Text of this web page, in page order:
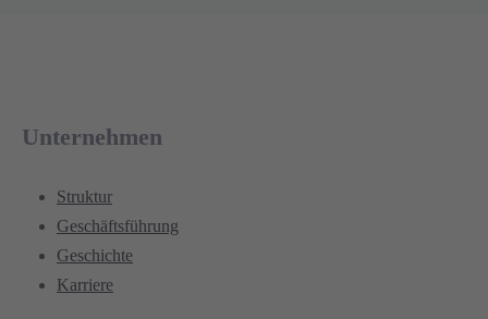
Unternehmen
Struktur
Geschäftsführung
Geschichte
Karriere